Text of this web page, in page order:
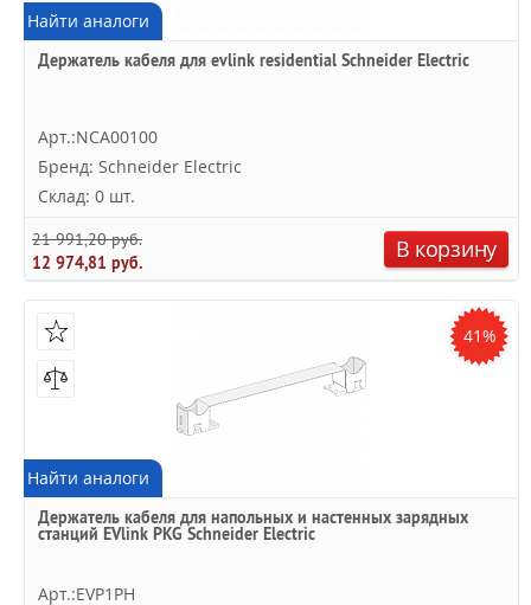
Найти аналоги
Держатель кабеля для evlink residential Schneider Electric
Арт.:NCA00100
Бренд: Schneider Electric
Склад: 0 шт.
21 991,20 руб.
12 974,81 руб.
В корзину
41%
Найти аналоги
Держатель кабеля для напольных и настенных зарядных
станций EVlink PKG Schneider Electric
Арт.:EVP1PH